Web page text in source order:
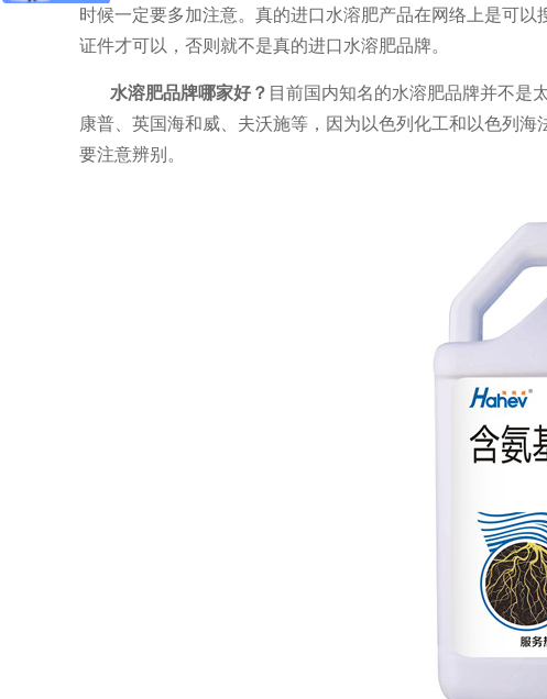
时候一定要多加注意。真的进口水溶肥产品在网络上是可
证件才可以，否则就不是真的进口水溶肥品牌。
水溶肥品牌哪家好？ 目前国内知名的水溶肥品牌并不是
康普、英国海和威、夫沃施等，因为以色列化工和以色列
要注意辨别。